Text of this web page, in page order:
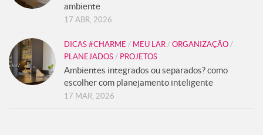
ambiente
17 ABR, 2026
DICAS #CHARME / MEU LAR / ORGANIZAÇÃO /
PLANEJADOS / PROJETOS
Ambientes integrados ou separados? como
escolher com planejamento inteligente
17 MAR, 2026